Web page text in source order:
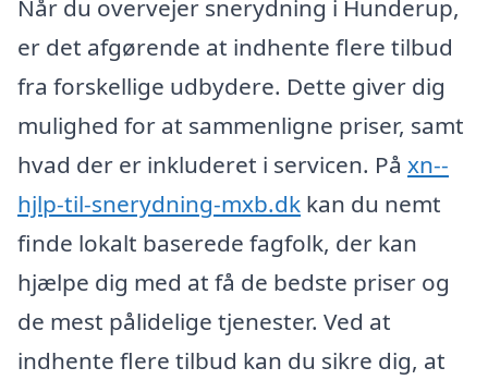
Når du overvejer snerydning i Hunderup,
er det afgørende at indhente flere tilbud
fra forskellige udbydere. Dette giver dig
mulighed for at sammenligne priser, samt
hvad der er inkluderet i servicen. På xn--
hjlp-til-snerydning-mxb.dk kan du nemt
finde lokalt baserede fagfolk, der kan
hjælpe dig med at få de bedste priser og
de mest pålidelige tjenester. Ved at
indhente flere tilbud kan du sikre dig, at